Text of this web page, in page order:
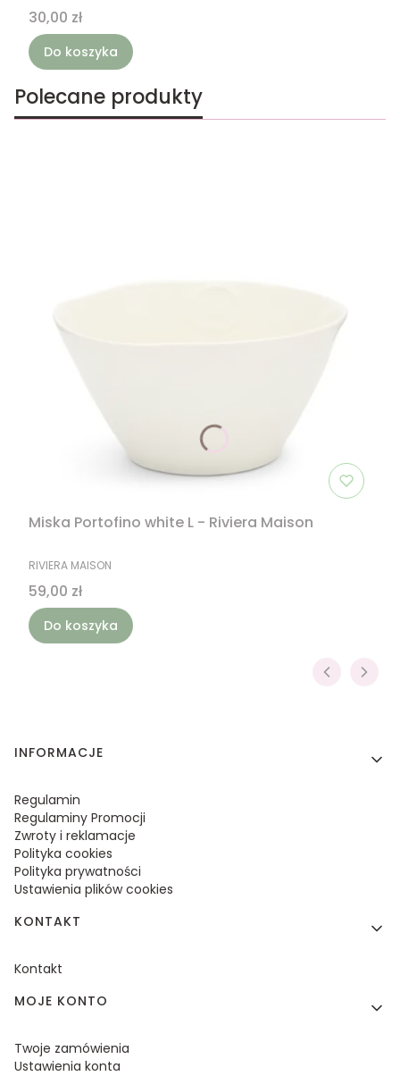
Cena
30,00 zł
Do koszyka
Polecane produkty
Miska Portofino white L - Riviera Maison
PRODUCENT
RIVIERA MAISON
Cena
59,00 zł
Do koszyka
Linki w stopce
INFORMACJE
Regulamin
Regulaminy Promocji
Zwroty i reklamacje
Polityka cookies
Polityka prywatności
Ustawienia plików cookies
KONTAKT
Kontakt
MOJE KONTO
Twoje zamówienia
Ustawienia konta